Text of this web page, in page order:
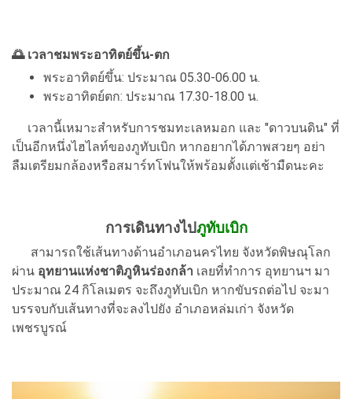
🌅 เวลาชมพระอาทิตย์ขึ้น-ตก
พระอาทิตย์ขึ้น: ประมาณ 05.30-06.00 น.
พระอาทิตย์ตก: ประมาณ 17.30-18.00 น.
เวลานี้เหมาะสำหรับการชมทะเลหมอก และ "ดาวบนดิน" ที่
เป็นอีกหนึ่งไฮไลท์ของภูทับเบิก หากอยากได้ภาพสวยๆ อย่า
ลืมเตรียมกล้องหรือสมาร์ทโฟนให้พร้อมตั้งแต่เช้ามืดนะคะ
การเดินทางไปภูทับเบิก
สามารถใช้เส้นทางด้านอำเภอนครไทย จังหวัดพิษณุโลก
ผ่าน อุทยานแห่งชาติภูหินร่องกล้า เลยที่ทำการ อุทยานฯ มา
ประมาณ 24 กิโลเมตร จะถึงภูทับเบิก หากขับรถต่อไป จะมา
บรรจบกับเส้นทางที่จะลงไปยัง อำเภอหล่มเก่า จังหวัด
เพชรบูรณ์